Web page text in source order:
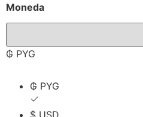
Moneda
₲ PYG
₲ PYG